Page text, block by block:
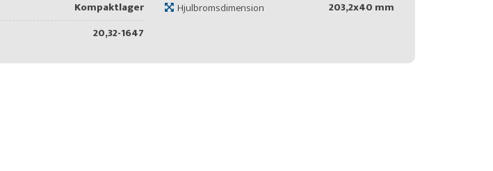
Kompaktlager Hjulbromsdimension
203,2x40 mm
20,32-1647